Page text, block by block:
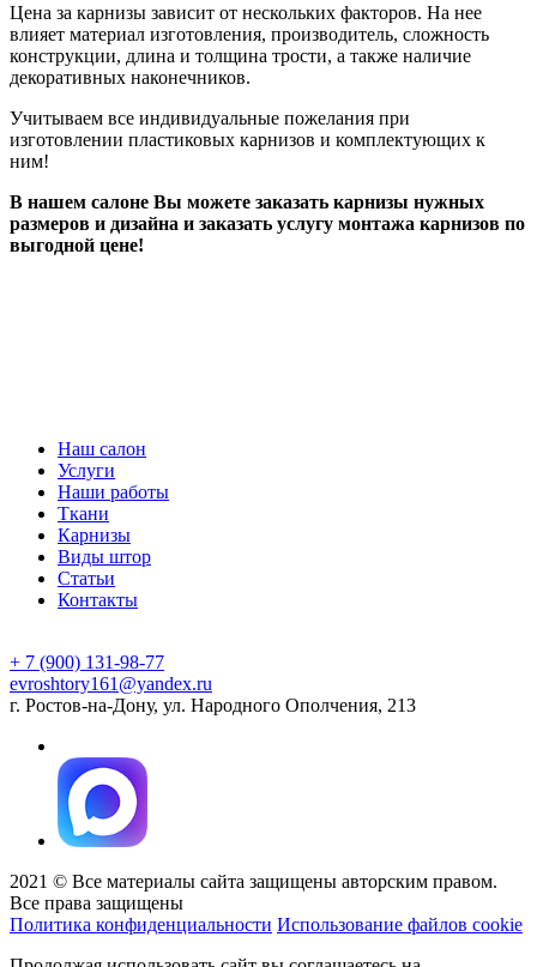
Цена за карнизы зависит от нескольких факторов. На нее
влияет материал изготовления, производитель, сложность
конструкции, длина и толщина трости, а также наличие
декоративных наконечников.
Учитываем все индивидуальные пожелания при
изготовлении пластиковых карнизов и комплектующих к
ним!
В нашем салоне Вы можете заказать карнизы нужных
размеров и дизайна и заказать услугу монтажа карнизов по
выгодной цене!
Наш салон
Услуги
Наши работы
Ткани
Карнизы
Виды штор
Статьи
Контакты
+ 7 (900) 131-98-77
evroshtory161@yandex.ru
г. Ростов-на-Дону, ул. Народного Ополчения, 213
2021 © Все материалы сайта защищены авторским правом.
Все права защищены
Политика конфиденциальности Использование файлов cookie